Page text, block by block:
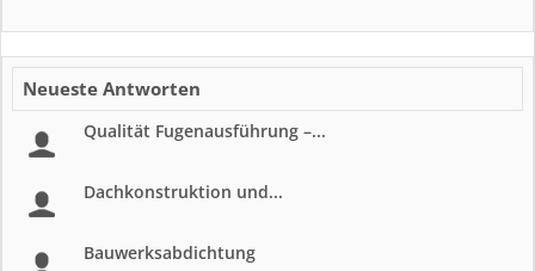
Neueste Antworten
Qualität Fugenausführung –...
Dachkonstruktion und...
Bauwerksabdichtung